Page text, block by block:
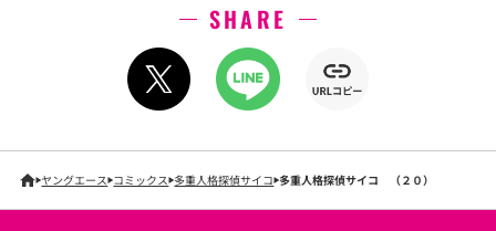
SHARE
ヤングエース コミックス 多重人格探偵サイコ 多重人格探偵サイコ （２０）